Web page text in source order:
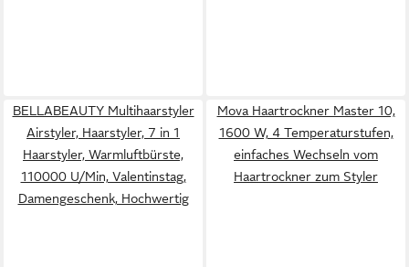
BELLABEAUTY Multihaarstyler
Airstyler, Haarstyler, 7 in 1
Haarstyler, Warmluftbürste,
110000 U/Min, Valentinstag,
Damengeschenk, Hochwertig
Mova Haartrockner Master 10,
1600 W, 4 Temperaturstufen,
einfaches Wechseln vom
Haartrockner zum Styler